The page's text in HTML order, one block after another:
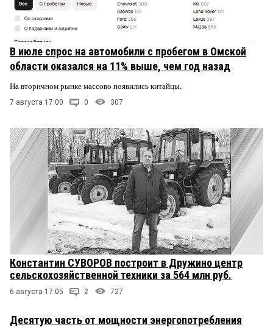
В июле спрос на автомобили с пробегом в Омской
области оказался на 11% выше, чем год назад
На вторичном рынке массово появились китайцы.
7 августа 17:00 0 307
Константин СУВОРОВ построит в Дружино центр
сельскохозяйственной техники за 564 млн руб.
6 августа 17:05 2 727
Десятую часть от мощности энергопотребления